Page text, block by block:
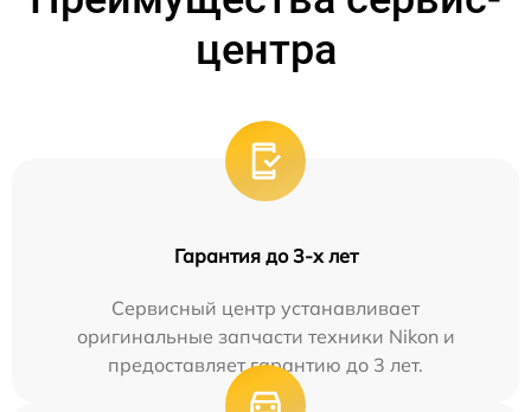
центра
Гарантия до 3-х лет
Сервисный центр устанавливает
оригинальные запчасти техники Nikon и
предоставляет гарантию до 3 лет.